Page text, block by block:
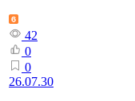
42
0
0
26.07.30